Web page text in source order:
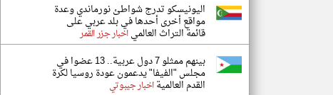
اليونيسكو تدرج شواطئ نورماندي وعدة
مواقع أخرى أحدها في بلد عربي على
قائمة التراث العالمياخبار جزر القمر
بينهم ممثلو 7 دول عربية.. 13 عضوا في
مجلس "الفيفا" يدعمون عودة روسيا لكرة
القدم العالميةاخبار جيبوتي